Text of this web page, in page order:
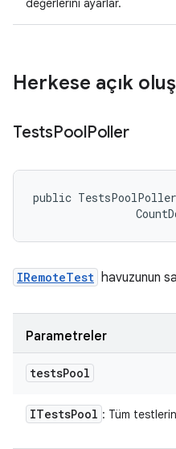
değerlerini ayarlar.
Herkese açık
TestsPoolPoller
public
IRemoteTest havuzunun
Parametreler
testsPool
ITestsPool : Tüm testlerin